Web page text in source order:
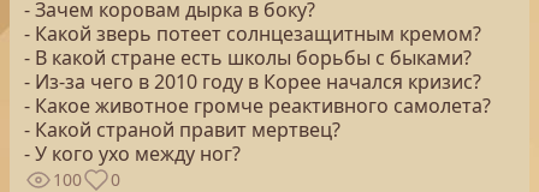
- Зачем коровам дырка в боку?
- Какой зверь потеет солнцезащитным кремом?
- В какой стране есть школы борьбы с быками?
- Из-за чего в 2010 году в Корее начался кризис?
- Какое животное громче реактивного самолета?
- Какой страной правит мертвец?
- У кого ухо между ног?
100 0